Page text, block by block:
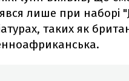
лише при наборі
таких як